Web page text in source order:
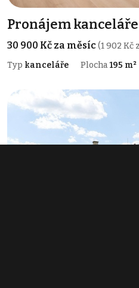
Pronájem kanceláře
30 900 Kč za měsíc(1 902 Kč
Typ kanceláře Plocha195 m²